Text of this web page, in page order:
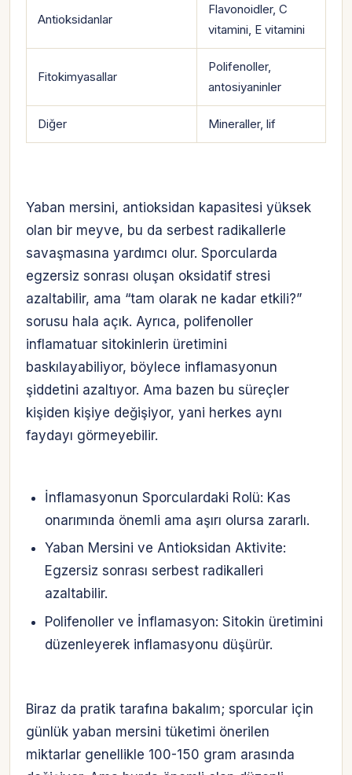
Antioksidanlar
Flavonoidler, C
vitamini, E vitamini
Fitokimyasallar
Polifenoller,
antosiyaninler
Diğer Mineraller, lif
Yaban mersini, antioksidan kapasitesi yüksek
olan bir meyve, bu da serbest radikallerle
savaşmasına yardımcı olur. Sporcularda
egzersiz sonrası oluşan oksidatif stresi
azaltabilir, ama “tam olarak ne kadar etkili?”
sorusu hala açık. Ayrıca, polifenoller
inflamatuar sitokinlerin üretimini
baskılayabiliyor, böylece inflamasyonun
şiddetini azaltıyor. Ama bazen bu süreçler
kişiden kişiye değişiyor, yani herkes aynı
faydayı görmeyebilir.
İnflamasyonun Sporculardaki Rolü: Kas
onarımında önemli ama aşırı olursa zararlı.
Yaban Mersini ve Antioksidan Aktivite:
Egzersiz sonrası serbest radikalleri
azaltabilir.
Polifenoller ve İnflamasyon: Sitokin üretimini
düzenleyerek inflamasyonu düşürür.
Biraz da pratik tarafına bakalım; sporcular için
günlük yaban mersini tüketimi önerilen
miktarlar genellikle 100-150 gram arasında